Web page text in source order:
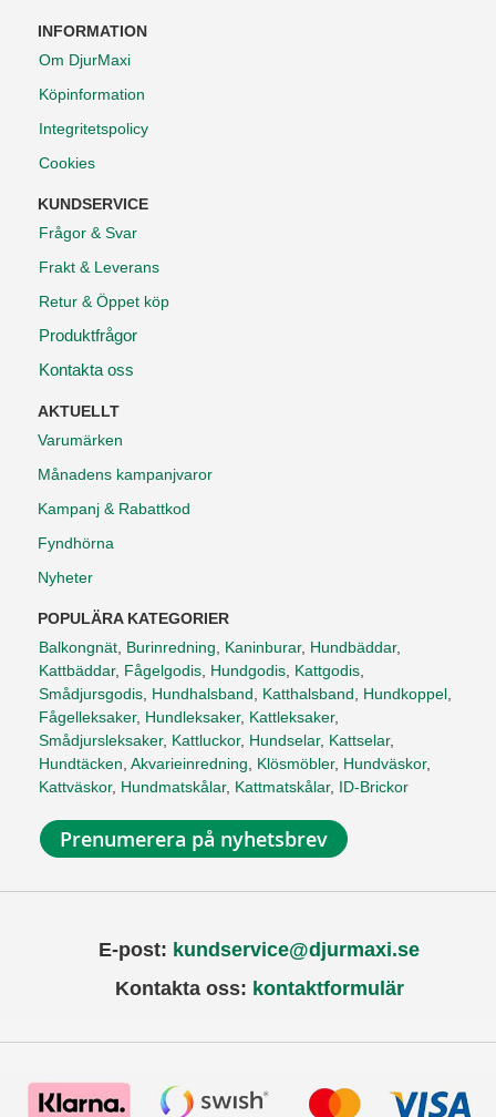
INFORMATION
Om DjurMaxi
Köpinformation
Integritetspolicy
Cookies
KUNDSERVICE
Frågor & Svar
Frakt & Leverans
Retur & Öppet köp
Produktfrågor
Kontakta oss
AKTUELLT
Varumärken
Månadens kampanjvaror
Kampanj & Rabattkod
Fyndhörna
Nyheter
POPULÄRA KATEGORIER
Balkongnät, Burinredning, Kaninburar, Hundbäddar,
Kattbäddar, Fågelgodis, Hundgodis, Kattgodis,
Smådjursgodis, Hundhalsband, Katthalsband, Hundkoppel,
Fågelleksaker, Hundleksaker, Kattleksaker,
Smådjursleksaker, Kattluckor, Hundselar, Kattselar,
Hundtäcken, Akvarieinredning, Klösmöbler, Hundväskor,
Kattväskor, Hundmatskålar, Kattmatskålar, ID-Brickor
Prenumerera på nyhetsbrev
E-post: kundservice@djurmaxi.se
Kontakta oss: kontaktformulär